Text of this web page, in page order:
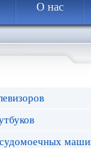
О нас